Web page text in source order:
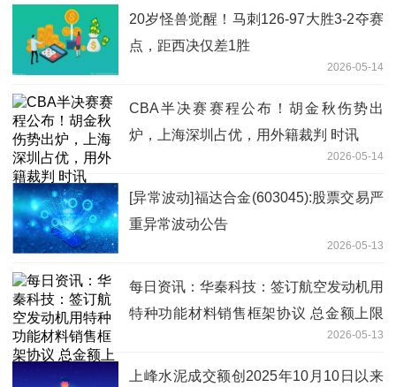
20岁怪兽觉醒！马刺126-97大胜3-2夺赛
点，距西决仅差1胜
2026-05-14
CBA半决赛赛程公布！胡金秋伤势出
炉，上海深圳占优，用外籍裁判 时讯
2026-05-14
[异常波动]福达合金(603045):股票交易严
重异常波动公告
2026-05-13
每日资讯：华秦科技：签订航空发动机用
特种功能材料销售框架协议 总金额上限
2026-05-13
上峰水泥成交额创2025年10月10日以来